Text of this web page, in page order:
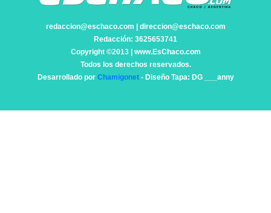
redaccion@eschaco.com | direccion@eschaco.com
Redacción: 3625653741
Copyright ©2013 | www.EsChaco.com
Todos los derechos reservados.
Desarrollado por Chamigonet- Diseño Tapa: DG ___anny